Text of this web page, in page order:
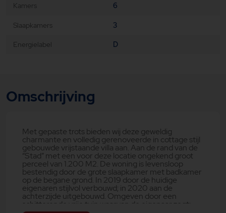
Kamers 6
Slaapkamers 3
Energielabel D
Omschrijving
Met gepaste trots bieden wij deze geweldig
charmante en volledig gerenoveerde in cottage stijl
gebouwde vrijstaande villa aan. Aan de rand van de
“Stad” met een voor deze locatie ongekend groot
perceel van 1.200 M2. De woning is levensloop
bestendig door de grote slaapkamer met badkamer
op de begane grond. In 2019 door de huidige
eigenaren stijlvol verbouwd; in 2020 aan de
achterzijde uitgebouwd. Omgeven door een
schitterende vrije tuin waarvan de eigenaar zegt: